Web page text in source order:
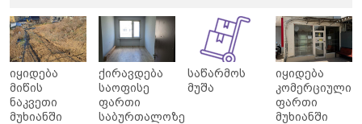
იყიდება
მიწის
ნაკვეთი
მუხიანში
ქირავდება
საოფისე
ფართი
საბურთალოზე
საწარმოს
მუშა
იყიდება
კომერციული
ფართი
მუხიანში